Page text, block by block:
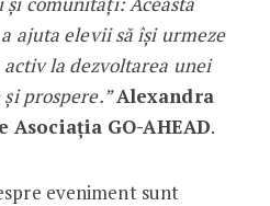
ajuta elevii să își urmeze
la dezvoltarea unei
prospere.”Alexandra
Asociația GO-AHEAD.
eveniment sunt